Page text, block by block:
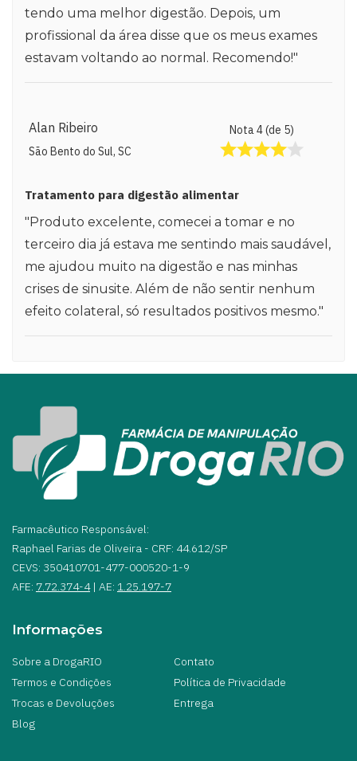
tendo uma melhor digestão. Depois, um
profissional da área disse que os meus exames
estavam voltando ao normal. Recomendo!"
Alan Ribeiro
São Bento do Sul, SC
Nota 4 (de 5)
Tratamento para digestão alimentar
"Produto excelente, comecei a tomar e no
terceiro dia já estava me sentindo mais saudável,
me ajudou muito na digestão e nas minhas
crises de sinusite. Além de não sentir nenhum
efeito colateral, só resultados positivos mesmo."
Farmacêutico Responsável:
Raphael Farias de Oliveira - CRF: 44.612/SP
CEVS: 350410701-477-000520-1-9
AFE: 7.72.374-4| AE: 1.25.197-7
Informações
Sobre a DrogaRIO
Contato
Termos e Condições
Política de Privacidade
Trocas e Devoluções
Entrega
Blog